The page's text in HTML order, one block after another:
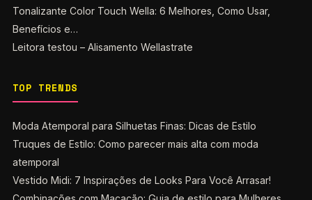
Tonalizante Color Touch Wella: 6 Melhores, Como Usar,
Benefícios e…
Leitora testou – Alisamento Wellastrate
TOP TRENDS
Moda Atemporal para Silhuetas Finas: Dicas de Estilo
Truques de Estilo: Como parecer mais alta com moda
atemporal
Vestido Midi: 7 Inspirações de Looks Para Você Arrasar!